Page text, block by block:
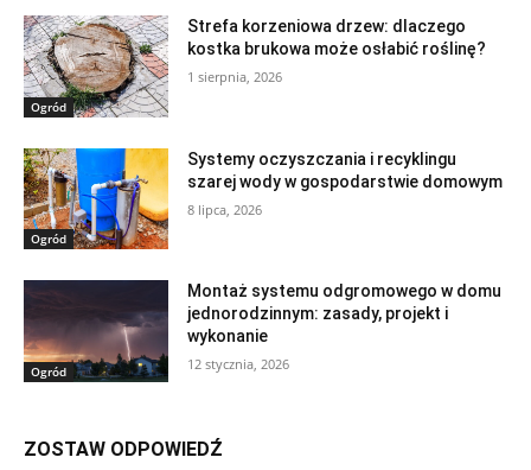
Ogród
Strefa korzeniowa drzew: dlaczego
kostka brukowa może osłabić roślinę?
1 sierpnia, 2026
Ogród
Systemy oczyszczania i recyklingu
szarej wody w gospodarstwie domowym
8 lipca, 2026
Ogród
Montaż systemu odgromowego w domu
jednorodzinnym: zasady, projekt i
wykonanie
12 stycznia, 2026
ZOSTAW ODPOWIEDŹ